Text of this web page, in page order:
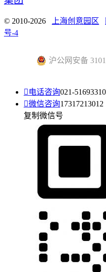
© 2010-2026 上海创意园区
号-4
沪公网安备
 电话咨询021-51693310
微信咨询17317213012
复制微信号